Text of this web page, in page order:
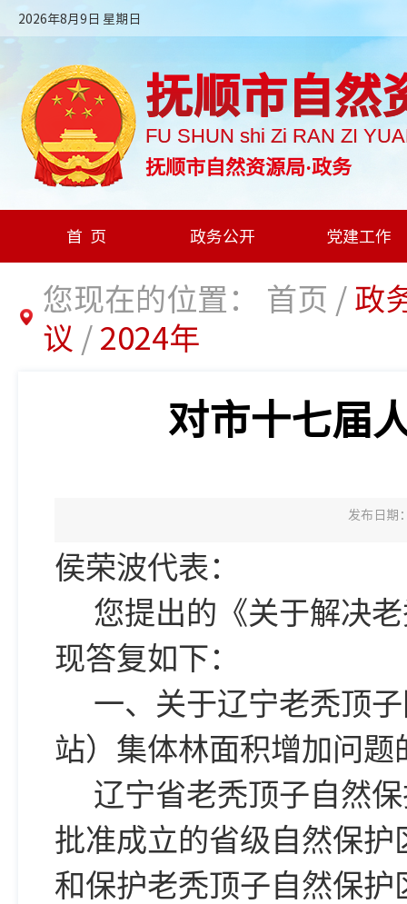
2026年8月9日 星期日
抚顺市自然
FU SHUN shi Zi RAN ZI
抚顺市自然资源局·政务
首页 政务公开 党建工作
您现在的位置： 首页 /政
议 /2024年
对市十七届
发布日期
侯荣波代表：
您提出的《关于解决
现答复如下：
一、关于辽宁老秃顶
站）集体林面积增加问题
辽宁省老秃顶子自然
批准成立的省级自然保
和保护老秃顶子自然保护